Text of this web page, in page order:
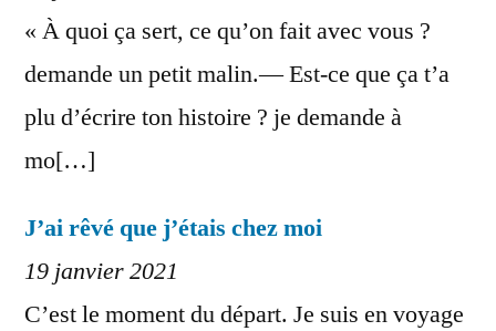
« À quoi ça sert, ce qu’on fait avec vous ?
demande un petit malin.— Est-ce que ça t’a
plu d’écrire ton histoire ? je demande à
mo[…]
J’ai rêvé que j’étais chez moi
19 janvier 2021
C’est le moment du départ. Je suis en voyage